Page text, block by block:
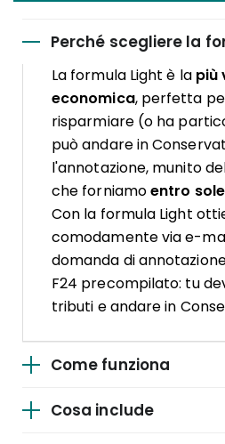
Perché scegliere la
La formula Light è la più
economica, perfetta
risparmiare (o ha
può andare in
l'annotazione, munito
che forniamoentro
Con la formula Light
comodamente via e-
domanda di
F24 precompilato: tu
tributi e andare in
Come funziona
Cosa include